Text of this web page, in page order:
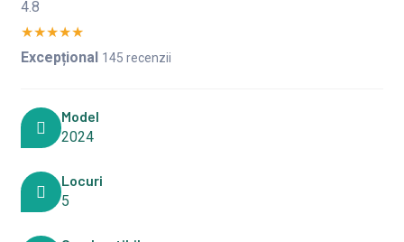
4.8
★★★★★
Excepțional 145 recenzii
Model
2024
Locuri
5